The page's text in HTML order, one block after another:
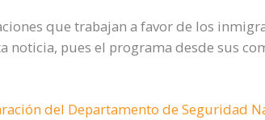
que trabajan a favor de los
noticia, pues el programa desde sus
del Departamento de Seguridad